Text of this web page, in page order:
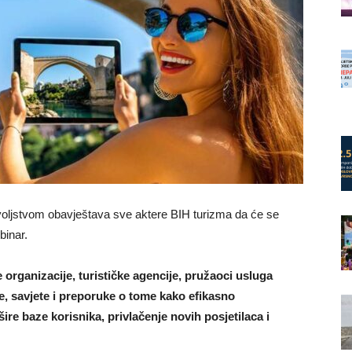
obavještava sve aktere BIH turizma da će se
turističke agencije, pružaoci usluga
savjete i preporuke o tome kako efikasno
baze korisnika, privlačenje novih posjetilaca i